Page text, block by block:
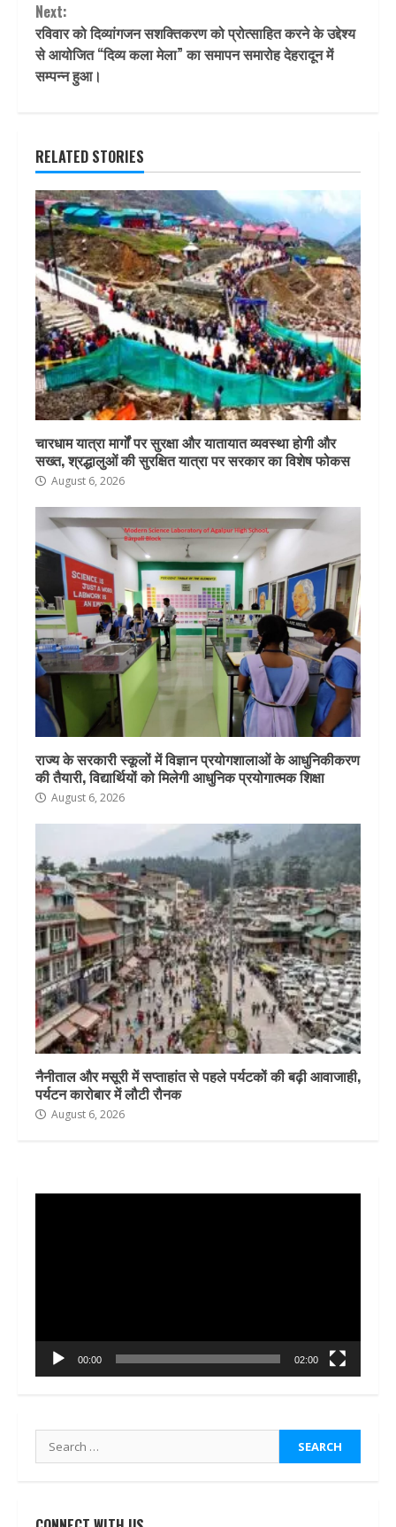
Next:
रविवार को दिव्यांगजन सशक्तिकरण को प्रोत्साहित करने के उद्देश्य
से आयोजित “दिव्य कला मेला” का समापन समारोह देहरादून में
सम्पन्न हुआ।
RELATED STORIES
चारधाम यात्रा मार्गों पर सुरक्षा और यातायात व्यवस्था होगी और
सख्त, श्रद्धालुओं की सुरक्षित यात्रा पर सरकार का विशेष फोकस
August 6, 2026
राज्य के सरकारी स्कूलों में विज्ञान प्रयोगशालाओं के आधुनिकीकरण
की तैयारी, विद्यार्थियों को मिलेगी आधुनिक प्रयोगात्मक शिक्षा
August 6, 2026
नैनीताल और मसूरी में सप्ताहांत से पहले पर्यटकों की बढ़ी आवाजाही,
पर्यटन कारोबार में लौटी रौनक
August 6, 2026
00:00 02:00
Search
for: